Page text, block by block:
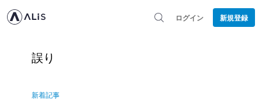
ログイン 新規登録
誤り
新着記事